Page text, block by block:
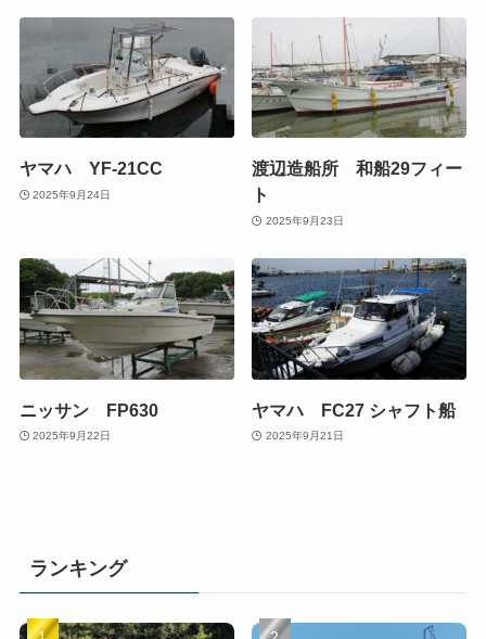
ヤマハ YF-21CC
2025年9月24日
渡辺造船所 和船29フィー
ト
2025年9月23日
ニッサン FP630
2025年9月22日
ヤマハ FC27 シャフト船
2025年9月21日
ランキング